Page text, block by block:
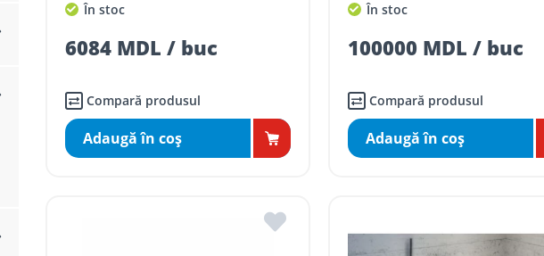
În stoc
6084 MDL / buc
Compară produsul
Adaugă în coş
În stoc
100000 MDL / buc
Compară produsul
Adaugă în coş